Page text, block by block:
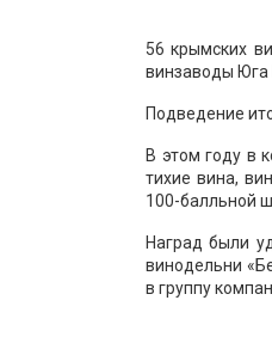
56 крымских
винзаводы Юга
Подведение
В этом году в
тихие вина,
100-балльной
Наград были
винодельни
в группу